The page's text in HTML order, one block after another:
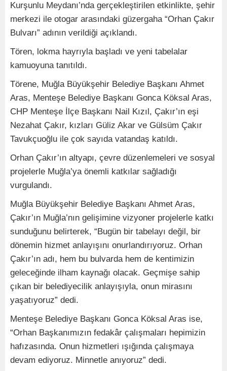
Kurşunlu Meydanı’nda gerçekleştirilen etkinlikte, şehir
merkezi ile otogar arasındaki güzergaha “Orhan Çakır
Bulvarı” adının verildiği açıklandı.
Tören, lokma hayrıyla başladı ve yeni tabelalar
kamuoyuna tanıtıldı.
Törene, Muğla Büyükşehir Belediye Başkanı Ahmet
Aras, Menteşe Belediye Başkanı Gonca Köksal Aras,
CHP Menteşe İlçe Başkanı Nail Kızıl, Çakır’ın eşi
Nezahat Çakır, kızları Güliz Akar ve Gülsüm Çakır
Tavukçuoğlu ile çok sayıda vatandaş katıldı.
Orhan Çakır’ın altyapı, çevre düzenlemeleri ve sosyal
projelerle Muğla’ya önemli katkılar sağladığı
vurgulandı.
Muğla Büyükşehir Belediye Başkanı Ahmet Aras,
Çakır’ın Muğla’nın gelişimine vizyoner projelerle katkı
sunduğunu belirterek, “Bugün bir tabelayı değil, bir
dönemin hizmet anlayışını onurlandırıyoruz. Orhan
Çakır’ın adı, hem bu bulvarda hem de kentimizin
geleceğinde ilham kaynağı olacak. Geçmişe sahip
çıkan bir belediyecilik anlayışıyla, onun mirasını
yaşatıyoruz” dedi.
Menteşe Belediye Başkanı Gonca Köksal Aras ise,
“Orhan Başkanımızın fedakâr çalışmaları hepimizin
hafızasında. Onun hizmetleri ışığında çalışmaya
devam ediyoruz. Minnetle anıyoruz” dedi.